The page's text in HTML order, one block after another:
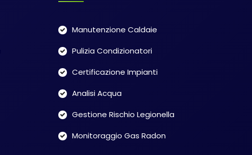
Manutenzione Caldaie
Pulizia Condizionatori
Certificazione Impianti
Analisi Acqua
Gestione Rischio Legionella
Monitoraggio Gas Radon